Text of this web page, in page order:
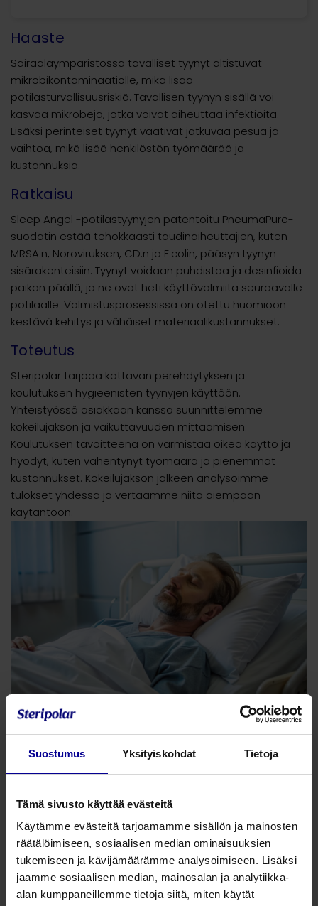
Suostumus Yksityiskohdat Tietoja
Tämä sivusto käyttää evästeitä
Käytämme evästeitä tarjoamamme sisällön ja mainosten
räätälöimiseen, sosiaalisen median ominaisuuksien
tukemiseen ja kävijämäärämme analysoimiseen. Lisäksi
jaamme sosiaalisen median, mainosalan ja analytiikka-
alan kumppaneillemme tietoja siitä, miten käytät
Haaste
Sairaalaympäristössä tavalliset tyynyt altistuvat
mikrobikontaminaatiolle, mikä lisää
potilasturvallisuusriskiä. Tavallisen tyynyn sisällä voi
kasvaa mikrobeja, jotka voivat aiheuttaa infektioita.
Lisäksi perinteiset tyynyt vaativat jatkuvaa pesua ja
vaihtoa, mikä lisää henkilöstön työmäärää ja
kustannuksia.
Ratkaisu
Sleep Angel -potilastyynyjen patentoitu PneumaPure-
suodatin estää tehokkaasti taudinaiheuttajien, kuten
MRSA:n, Noroviruksen, CD:n ja E.colin, pääsyn tyynyn
sisärakenteisiin. Tyynyt voidaan puhdistaa ja desinfioida
paikan päällä, ja ne ovat heti käyttövalmiita seuraavalle
potilaalle. Valmistusprosessissa on otettu huomioon
kestävä kehitys ja vähäiset materiaalikustannukset.
Toteutus
Steripolar tarjoaa kattavan perehdytyksen ja
koulutuksen hygieenisten tyynyjen käyttöön.
Yhteistyössä asiakkaan kanssa suunnittelemme
kokeilujakson ja vaikuttavuuden mittaamisen.
Koulutuksen tavoitteena on varmistaa oikea käyttö ja
hyödyt, kuten vähentynyt työmäärä ja pienemmät
kustannukset. Kokeilujakson jälkeen analysoimme
tulokset yhdessä ja vertaamme niitä aiempaan
käytäntöön.
Tulokset
Infektioiden ehkäisy: Patentoitu suodatin
Kustannussäästöt: Pesula- ja
tyynyvuokrauskulut voivat puolittua
käyttöiän aikana.
Ympäristöystävällisyys:Vähemmän